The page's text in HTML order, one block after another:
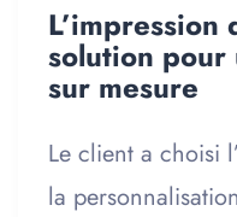
solution
sur mesure
Le client a choisi
la